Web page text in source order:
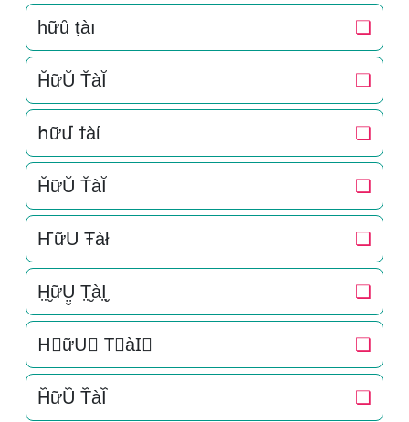
һữȗ ṭàı ❏
H̆ữŬ T̆àĬ ❏
հữմ ϯàί ❏
H̆ữŬ T̆àĬ ❏
ҤữU Ŧàł ❏
H̤̮ữṲ̮ T̤̮àI̤̮ ❏
H⃘ữU⃘ T⃘àI⃘ ❏
H᷈ữU᷈ T᷈àI᷈ ❏